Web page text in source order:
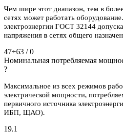
Чем шире этот диапазон, тем в
сетях может работать
электроэнергии ГОСТ 32144
напряжения в сетях общего
47÷63 / 0
Номинальная потребляемая
?
Максимальное из всех режимов
электрической мощности,
первичного источника
ИБП, ЩАО).
19,1